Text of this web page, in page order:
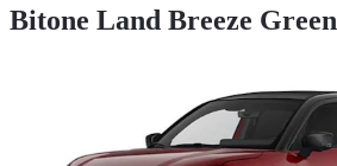
Bitone Land Breeze Green